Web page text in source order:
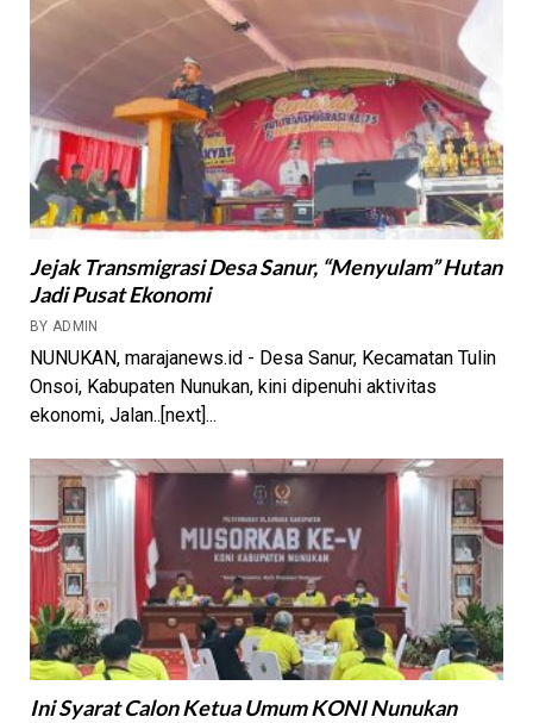
Jejak Transmigrasi Desa Sanur, “Menyulam” Hutan
Jadi Pusat Ekonomi
BY ADMIN
NUNUKAN, marajanews.id - Desa Sanur, Kecamatan Tulin
Onsoi, Kabupaten Nunukan, kini dipenuhi aktivitas
ekonomi, Jalan..[next]...
Ini Syarat Calon Ketua Umum KONI Nunukan